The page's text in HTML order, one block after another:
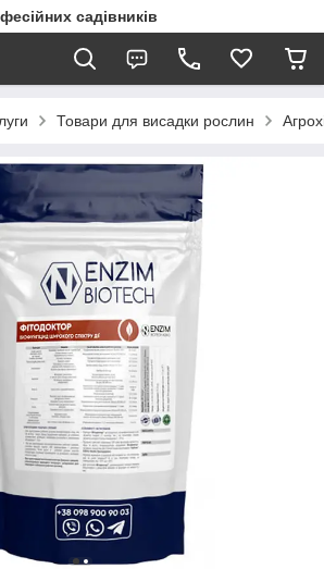
садівників
Товари для висадки рослин